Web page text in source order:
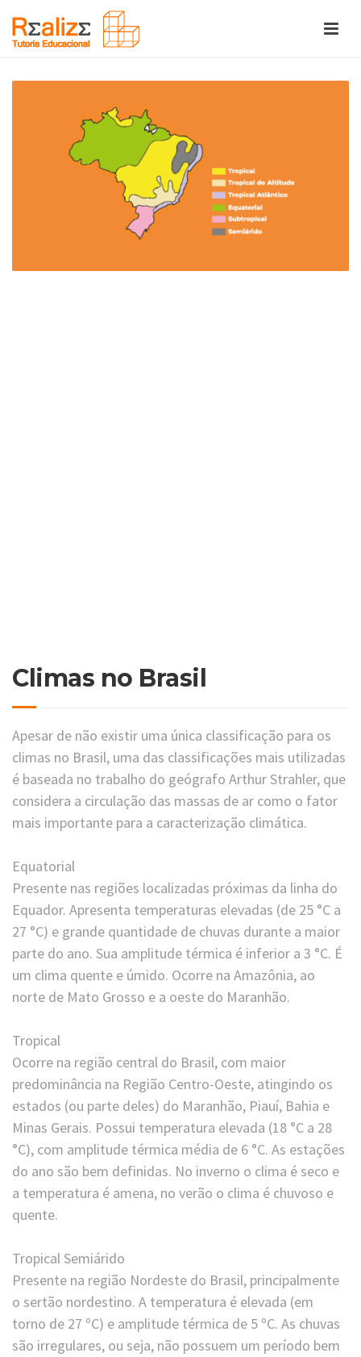
Climas no Brasil
Apesar de não existir uma única classificação para os
climas no Brasil, uma das classificações mais utilizadas
é baseada no trabalho do geógrafo Arthur Strahler, que
considera a circulação das massas de ar como o fator
mais importante para a caracterização climática.
Equatorial
Presente nas regiões localizadas próximas da linha do
Equador. Apresenta temperaturas elevadas (de 25 °C a
27 °C) e grande quantidade de chuvas durante a maior
parte do ano. Sua amplitude térmica é inferior a 3 °C. É
um clima quente e úmido. Ocorre na Amazônia, ao
norte de Mato Grosso e a oeste do Maranhão.
Tropical
Ocorre na região central do Brasil, com maior
predominância na Região Centro-Oeste, atingindo os
estados (ou parte deles) do Maranhão, Piauí, Bahia e
Minas Gerais. Possui temperatura elevada (18 °C a 28
°C), com amplitude térmica média de 6 °C. As estações
do ano são bem definidas. No inverno o clima é seco e
a temperatura é amena, no verão o clima é chuvoso e
quente.
Tropical Semiárido
Presente na região Nordeste do Brasil, principalmente
o sertão nordestino. A temperatura é elevada (em
torno de 27 ºC) e amplitude térmica de 5 ºC. As chuvas
são irregulares, ou seja, não possuem um período bem